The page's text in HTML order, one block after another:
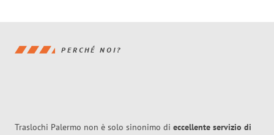
PERCHÉ NOI?
Traslochi Palermo non è solo sinonimo di eccellente servizio di